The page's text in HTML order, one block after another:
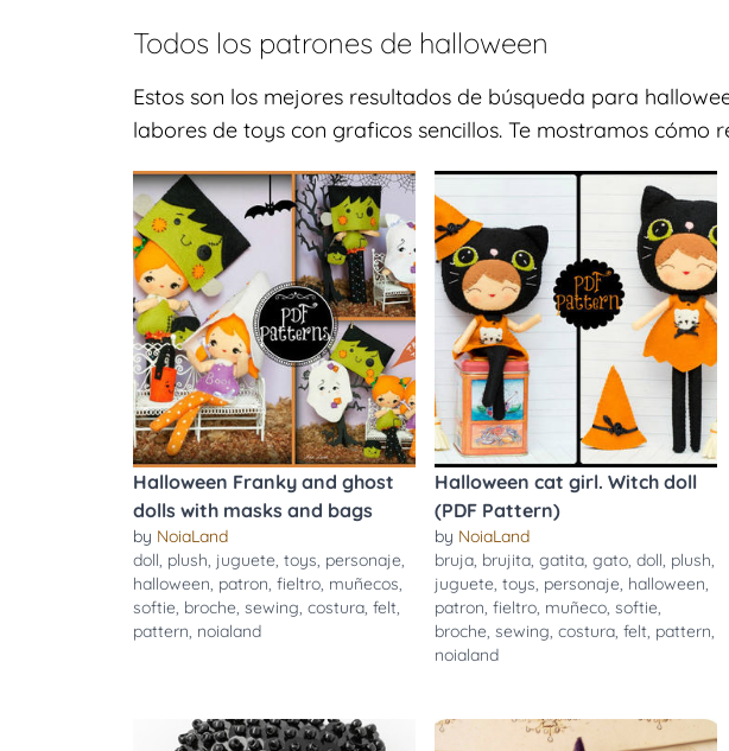
Todos los patrones de halloween
Estos son los mejores resultados de búsqueda para
labores de toys con graficos sencillos. Te mostramos cómo
Halloween Franky and ghost
dolls with masks and bags
by NoiaLand
doll, plush, juguete, toys, personaje,
halloween, patron, fieltro, muñecos,
softie, broche, sewing, costura, felt,
pattern, noialand
Halloween cat girl. Witch doll
(PDF Pattern)
by NoiaLand
bruja, brujita,gatita,gato,doll, plush,
juguete,toys, personaje, halloween,
patron,fieltro, muñeco,softie,
broche,sewing,costura,felt, pattern,
noialand